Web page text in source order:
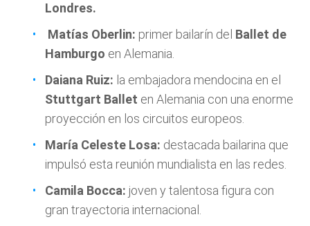
Londres.
Matías Oberlin: primer bailarín del Ballet de
Hamburgo en Alemania.
Daiana Ruiz: la embajadora mendocina en el
Stuttgart Ballet en Alemania con una enorme
proyección en los circuitos europeos.
María Celeste Losa: destacada bailarina que
impulsó esta reunión mundialista en las redes.
Camila Bocca: joven y talentosa figura con
gran trayectoria internacional.